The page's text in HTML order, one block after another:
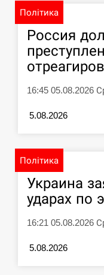
11:40
три левиці
СЕРПЕНЬ
Россияне
Харькову,
Політика
Россия
16:45 05.08.2026
5.08.2026
Політика
Украина
ударах по
16:21 05.08.2026
5.08.2026